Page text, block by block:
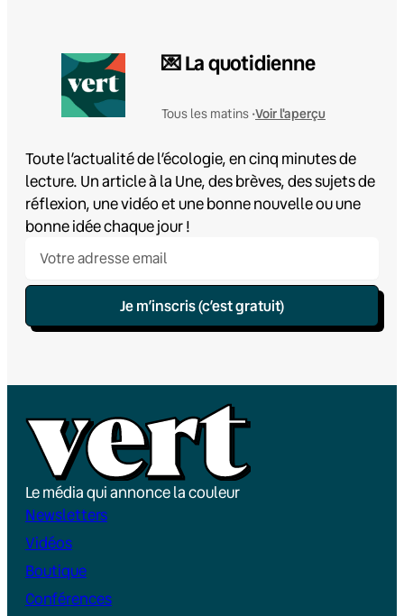
💌 La quotidienne
Tous les matins •Voir l'aperçu
Toute l’actualité de l’écologie, en cinq minutes de
lecture. Un article à la Une, des brèves, des sujets de
réflexion, une vidéo et une bonne nouvelle ou une
bonne idée chaque jour !
Je m’inscris (c’est gratuit)
Le média qui annonce la couleur
Newsletters
Vidéos
Boutique
Conférences